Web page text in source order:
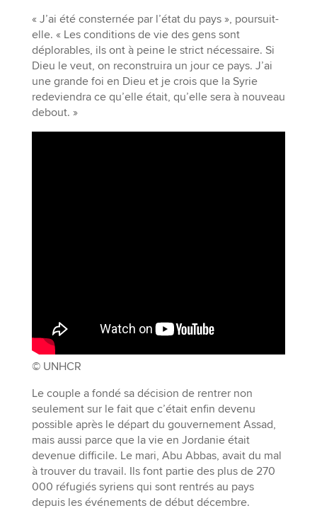
« J’ai été consternée par l’état du pays », poursuit-
elle. « Les conditions de vie des gens sont
déplorables, ils ont à peine le strict nécessaire. Si
Dieu le veut, on reconstruira un jour ce pays. J’ai
une grande foi en Dieu et je crois que la Syrie
redeviendra ce qu’elle était, qu’elle sera à nouveau
debout. »
© UNHCR
Le couple a fondé sa décision de rentrer non
seulement sur le fait que c’était enfin devenu
possible après le départ du gouvernement Assad,
mais aussi parce que la vie en Jordanie était
devenue difficile. Le mari, Abu Abbas, avait du mal
à trouver du travail. Ils font partie des plus de 270
000 réfugiés syriens qui sont rentrés au pays
depuis les événements de début décembre.